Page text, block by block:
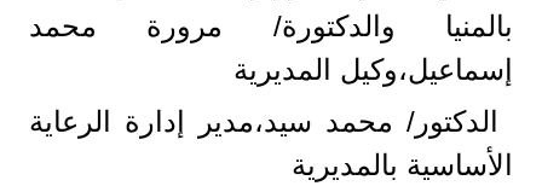
بالمنيا والدكتورة/ مرورة محمد
إسماعيل،وكيل المديرية
الدكتور/ محمد سيد،مدير إدارة الرعاية
الأساسية بالمديرية